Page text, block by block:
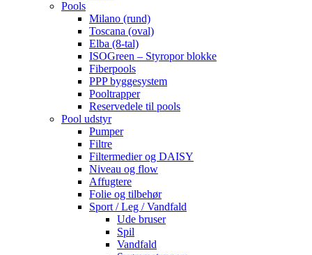
Pools
Milano (rund)
Toscana (oval)
Elba (8-tal)
ISOGreen – Styropor blokke
Fiberpools
PPP byggesystem
Pooltrapper
Reservedele til pools
Pool udstyr
Pumper
Filtre
Filtermedier og DAISY
Niveau og flow
Affugtere
Folie og tilbehør
Sport / Leg / Vandfald
Ude bruser
Spil
Vandfald